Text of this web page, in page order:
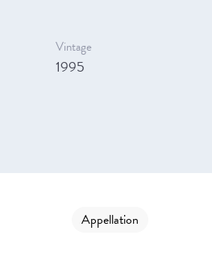
Vintage
1995
Appellation